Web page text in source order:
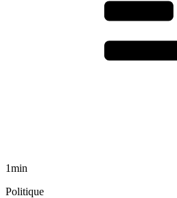
1min
Politique